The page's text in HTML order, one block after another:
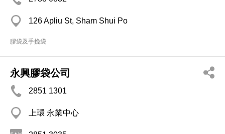
126 Apliu St, Sham Shui Po
膠袋及手挽袋
永興膠袋公司
2851 1301
上環 永業中心